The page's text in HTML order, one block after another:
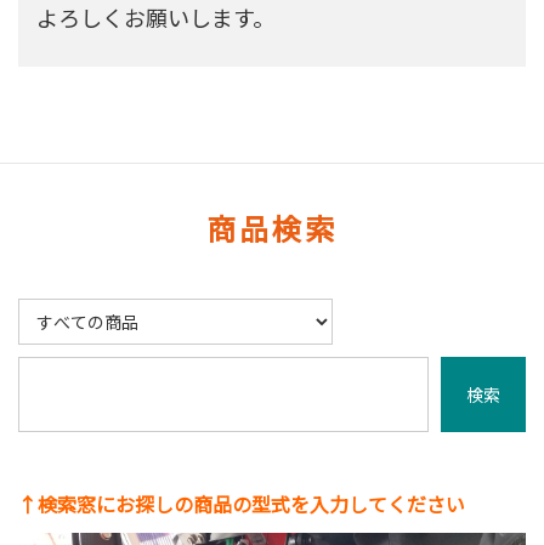
よろしくお願いします。
商品検索
↑検索窓にお探しの商品の型式を入力してください